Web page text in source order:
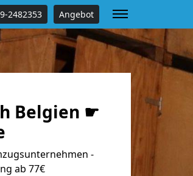
2482353 Angebot
Belgien ☛
-
ab 77€